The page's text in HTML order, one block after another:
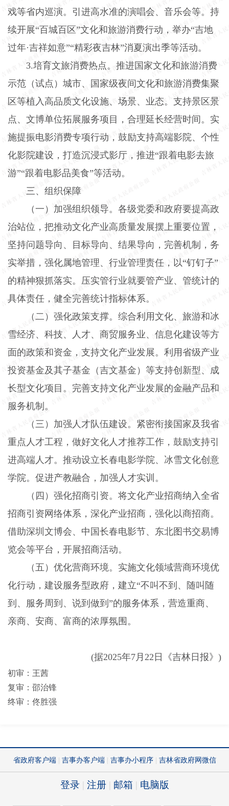
戏等省内巡演。引进高水准的演唱会、音乐会等。持
续开展“百城百区”文化和旅游消费行动，举办“吉地
过年·吉祥如意”“精彩夜吉林”消夏演出季等活动。
3.培育文旅消费热点。推进国家文化和旅游消费
示范（试点）城市、国家级夜间文化和旅游消费集聚
区等植入高品质文化设施、场景、业态。支持景区景
点、文博单位拓展服务项目，合理延长经营时间。实
施提振电影消费专项行动，鼓励支持高端影院、个性
化影院建设，打造沉浸式影厅，推进“跟着电影去旅
游”“跟着电影品美食”等活动。
三、组织保障
（一）加强组织领导。 各级党委和政府要提高政
治站位，把推动文化产业高质量发展摆上重要位置，
坚持问题导向、目标导向、结果导向，完善机制，务
实举措，强化属地管理、行业管理责任，以“钉钉子”
的精神狠抓落实。压实管行业就要管产业、管统计的
具体责任，健全完善统计指标体系。
（二）强化政策支撑。 综合利用文化、旅游和冰
雪经济、科技、人才、商贸服务业、信息化建设等方
面的政策和资金，支持文化产业发展。利用省级产业
投资基金及其子基金（吉文基金）等支持创新型、成
长型文化项目。完善支持文化产业发展的金融产品和
服务机制。
（三）加强人才队伍建设。 紧密衔接国家及我省
重点人才工程，做好文化人才推荐工作，鼓励支持引
进高端人才。推动设立长春电影学院、冰雪文化创意
学院。促进产教融合，加强人才实训。
（四）强化招商引资。 将文化产业招商纳入全省
招商引资网络体系，深化产业招商，强化以商招商。
借助深圳文博会、中国长春电影节、东北图书交易博
览会等平台，开展招商活动。
（五）优化营商环境。 实施文化领域营商环境优
化行动，建设服务型政府，建立“不叫不到、随叫随
到、服务周到、说到做到”的服务体系，营造重商、
亲商、安商、富商的浓厚氛围。
(据2025年7 月 22 日《吉林日报》 )
初审：王茜
复审：邵治锋
终审：佟胜强